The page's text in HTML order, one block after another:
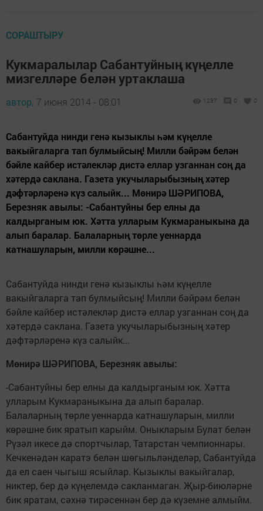
СОРАШТЫРУ
Кукмаралылар Сабантуйның күңелле
мизгелләре белән уртаклаша
автор, 7 июня 2014 - 08:01 1237 0 0
Сабантуйда нинди генә кызыклы һәм күңелле
вакыйгаларга тап булмыйсың! Милли бәйрәм белән
бәйле кайбер истәлекләр дистә еллар узганнан соң да
хәтердә саклана. Газета укучыларыбызның хәтер
дәфтәрләренә күз салыйк... Мөнирә ШӘРИПОВА,
Березняк авылы: -Сабантуйны бер елны да
калдырганым юк. Хәтта улларым Кукмараныкына да
алып баралар. Балаларның төрле уеннарда
катнашуларын, милли көрәшне...
Сабантуйда нинди генә кызыклы һәм күңелле
вакыйгаларга тап булмыйсың! Милли бәйрәм белән
бәйле кайбер истәлекләр дистә еллар узганнан соң да
хәтердә саклана. Газета укучыларыбызның хәтер
дәфтәрләренә күз салыйк...
Мөнирә ШӘРИПОВА, Березняк авылы:
-Сабантуйны бер елны да калдырганым юк. Хәтта
улларым Кукмараныкына да алып баралар.
Балаларның төрле уеннарда катнашуларын, милли
көрәшне бик яратып карыйм. Оныкларым Булат белән
Рүзәл икесе дә спортчылар, Татарстан чемпионнары.
Кечкенәдән каратэ белән шөгыльләнделәр, Сабантуйда
да ел саен чыгыш ясыйлар. Кызыклы вакыйгалар,
никтер, бер дә күңелемдә сакланмаган. Җыр-биюләрне
бик яратам, сәхнә тирәсеннән бер дә күземне алмыйм.